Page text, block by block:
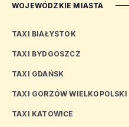
WOJEWÓDZKIE MIASTA
TAXI BIAŁYSTOK
TAXI BYDGOSZCZ
TAXI GDAŃSK
TAXI GORZÓW WIELKOPOLSKI
TAXI KATOWICE